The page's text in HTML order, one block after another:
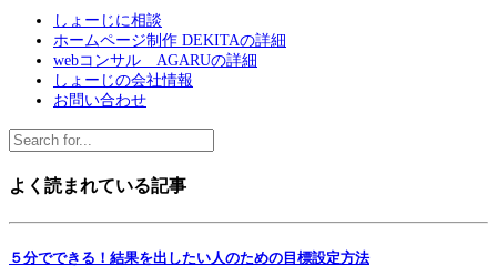
しょーじに相談
ホームページ制作 DEKITAの詳細
webコンサル AGARUの詳細
しょーじの会社情報
お問い合わせ
よく読まれている記事
５分でできる！結果を出したい人のための目標設定方法